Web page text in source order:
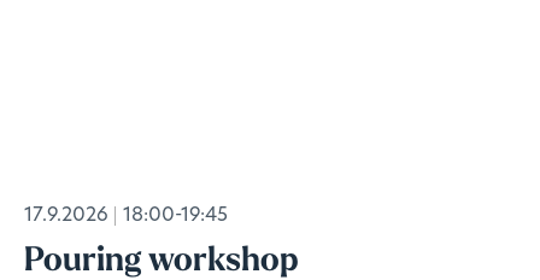
17.9.2026 18:00-19:45
Pouring workshop